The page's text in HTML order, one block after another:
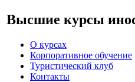
Высшие курсы
О курсах
Корпоративное обучение
Туристический клуб
Контакты